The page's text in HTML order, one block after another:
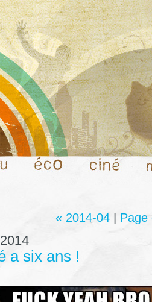
« 2014-04 Page
a six ans !